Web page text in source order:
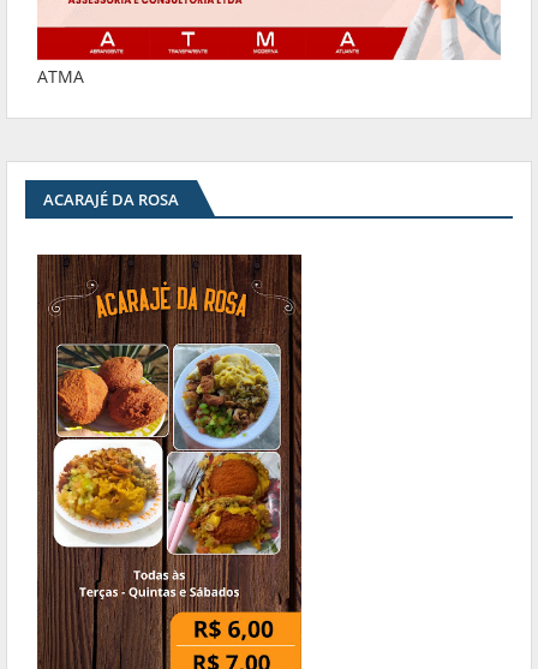
ATMA
ACARAJÉ DA ROSA